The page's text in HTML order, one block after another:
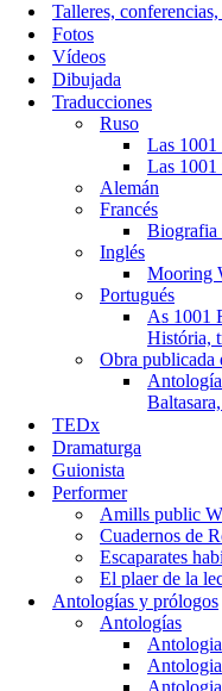
Talleres,
Fotos
Vídeos
Dibujada
Traducciones
Ruso
Las 1001
Las 1001
Alemán
Francés
Biografia
Inglés
Mooring
Portugués
As 1001
História,
Obra publicada
TEDx
Dramaturga
Guionista
Performer
Amills public
Cuadernos de
Escaparates
El plaer de la
Antologías y prólogos
Antologías